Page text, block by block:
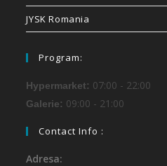
JYSK Romania
Program:
Hypermarket: 07:00 - 22:00
Galerie: 09:00 - 21:00
Contact Info :
Adresa: